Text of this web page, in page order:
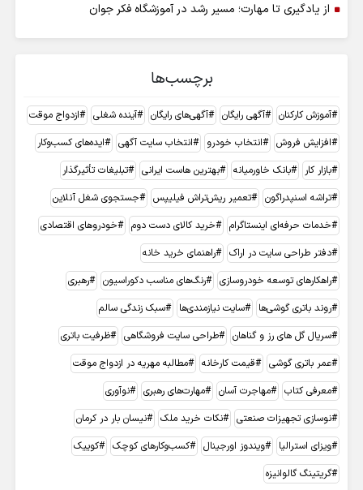
از یادگیری تا مهارت؛ مسیر رشد در آموزشگاه فکر جوان
برچسب‌ها
آموزش کارکنان آگهی رایگان آگهی‌های رایگان آینده شغلی
ازدواج موقت
افزایش فروش
انتخاب خودرو انتخاب سایت آگهی
ایده‌های کسب‌وکار
بازار کار
بانک خاورمیانه بهترین هاست ایرانی
تبلیغات تأثیرگذار
تراشه اسنپدراگون
تعمیر ریش‌تراش فیلیپس
جستجوی شغل آنلاین
خدمات حرفه‌ای اینستاگرام
خرید کالای دست دوم
خودروهای اقتصادی
دفتر طراحی سایت در اراک
راهنمای خرید خانه
راهکارهای توسعه خودروسازی
رنگ‌های مناسب دکوراسیون
رهبری
روند باتری گوشی‌ها
سایت نیازمندی‌ها
سبک زندگی سالم
سریال گل های رز و گناهان
طراحی سایت فروشگاهی
ظرفیت باتری
عمر باتری گوشی
قیمت کارخانه
مطالبه مهریه در ازدواج موقت
معرفی کتاب
مهاجرت آسان مهارت‌های رهبری
نوآوری
نوسازی تجهیزات صنعتی
نکات خرید ملک
نیسان بار در کرمان
ویزای استرالیا
ویندوز اورجینال کسب‌وکارهای کوچک
کوییک
گریتینگ گالوانیزه